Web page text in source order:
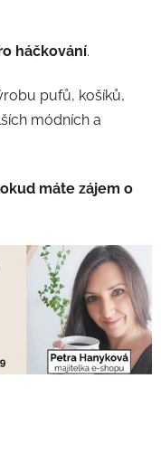
háčkování.
pufů, košíků,
módních a
máte zájem o